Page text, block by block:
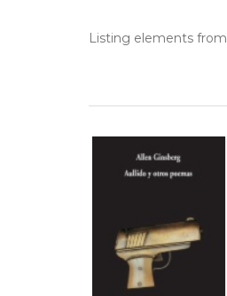
Listing elements from